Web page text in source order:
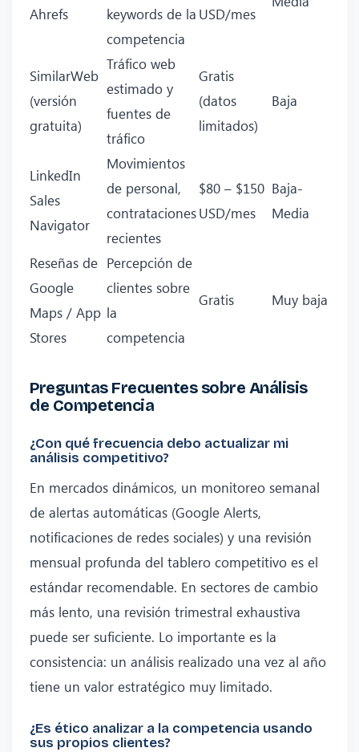
Ahrefs
keywords de la
competencia
USD/mes
SimilarWeb
(versión
gratuita)
Tráfico web
estimado y
fuentes de
tráfico
Gratis
(datos
limitados)
Baja
LinkedIn
Sales
Navigator
Movimientos
de personal,
contrataciones
recientes
$80 – $150
USD/mes
Baja-
Media
Reseñas de
Google
Maps / App
Stores
Percepción de
clientes sobre
la
competencia
Gratis Muy baja
Preguntas Frecuentes sobre Análisis
de Competencia
¿Con qué frecuencia debo actualizar mi
análisis competitivo?
En mercados dinámicos, un monitoreo semanal
de alertas automáticas (Google Alerts,
notificaciones de redes sociales) y una revisión
mensual profunda del tablero competitivo es el
estándar recomendable. En sectores de cambio
más lento, una revisión trimestral exhaustiva
puede ser suficiente. Lo importante es la
consistencia: un análisis realizado una vez al año
tiene un valor estratégico muy limitado.
¿Es ético analizar a la competencia usando
sus propios clientes?